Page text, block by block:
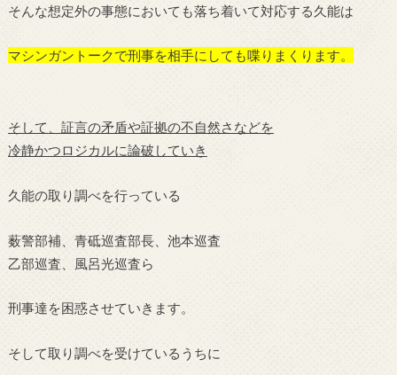
そんな想定外の事態においても落ち着いて対応する久能は
マシンガントークで刑事を相手にしても喋りまくります。
そして、証言の矛盾や証拠の不自然さなどを
冷静かつロジカルに論破していき
久能の取り調べを行っている
薮警部補、青砥巡査部長、池本巡査
乙部巡査、風呂光巡査ら
刑事達を困惑させていきます。
そして取り調べを受けているうちに